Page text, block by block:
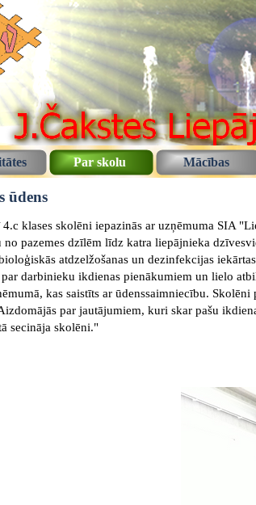
Par skolu Mācības
ūdens
klases skolēni iepazinās ar uzņēmuma SIA
no pazemes dzīlēm līdz katra liepājnieka
atdzelžošanas un dezinfekcijas
darbinieku ikdienas pienākumiem un lielo
kas saistīts ar ūdenssaimniecību.
par jautājumiem, kuri skar pašu
secināja skolēni."